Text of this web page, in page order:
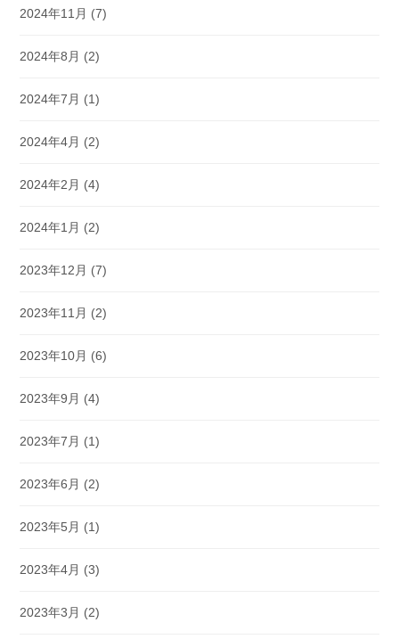
2024年11月 (7)
2024年8月 (2)
2024年7月 (1)
2024年4月 (2)
2024年2月 (4)
2024年1月 (2)
2023年12月 (7)
2023年11月 (2)
2023年10月 (6)
2023年9月 (4)
2023年7月 (1)
2023年6月 (2)
2023年5月 (1)
2023年4月 (3)
2023年3月 (2)